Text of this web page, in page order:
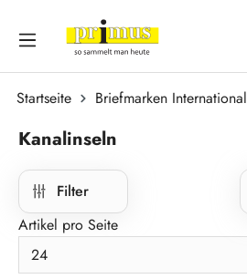
Zum Hauptinhalt springen
Startseite Briefmarken International
Kanalinseln
Filter
Artikel pro Seite